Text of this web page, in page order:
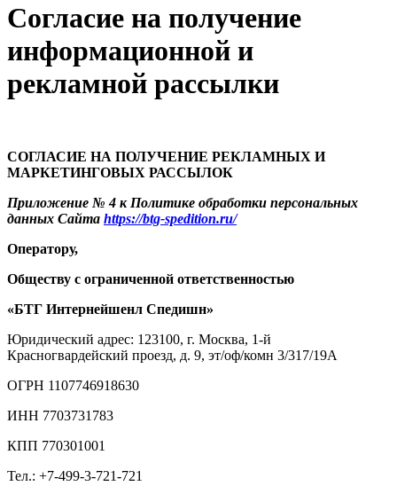
Согласие на получение
информационной и
рекламной рассылки
СОГЛАСИЕ НА ПОЛУЧЕНИЕ РЕКЛАМНЫХ И
МАРКЕТИНГОВЫХ РАССЫЛОК
Приложение № 4 к Политике обработки персональных
данных Сайта https://btg-spedition.ru/
Оператору,
Обществу с ограниченной ответственностью
«БТГ Интернейшенл Спедишн»
Юридический адрес: 123100, г. Москва, 1-й
Красногвардейский проезд, д. 9, эт/оф/комн 3/317/19А
ОГРН 1107746918630
ИНН 7703731783
КПП 770301001
Тел.: +7-499-3-721-721